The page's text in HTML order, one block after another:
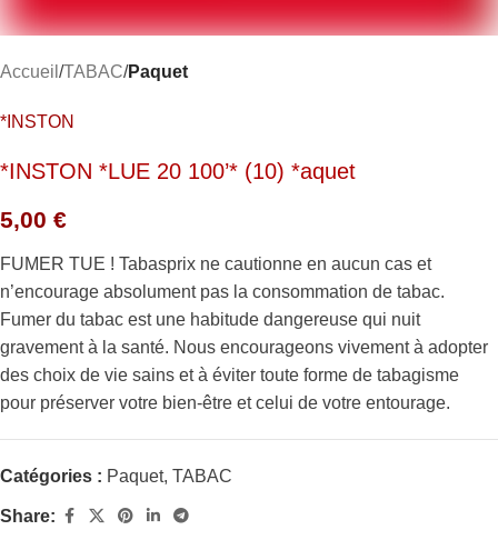
Accueil TABAC Paquet
*INSTON
*INSTON *LUE 20 100’* (10) *aquet
5,00 €
FUMER TUE ! Tabasprix ne cautionne en aucun cas et
n’encourage absolument pas la consommation de tabac.
Fumer du tabac est une habitude dangereuse qui nuit
gravement à la santé. Nous encourageons vivement à adopter
des choix de vie sains et à éviter toute forme de tabagisme
pour préserver votre bien-être et celui de votre entourage.
Catégories : Paquet, TABAC
Share: